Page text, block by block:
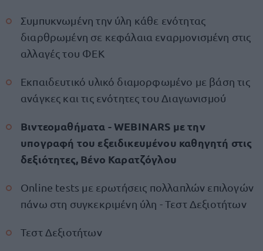
Συμπυκνωμένη την ύλη κάθε ενότητας
διαρθρωμένη σε κεφάλαια εναρμονισμένη στις
αλλαγές του ΦΕΚ
Εκπαιδευτικό υλικό διαμορφωμένο με βάση τις
ανάγκες και τις ενότητες του Διαγωνισμού
Βιντεομαθήματα - WEBINARS με την
υπογραφή του εξειδικευμένου καθηγητή στις
δεξιότητες, Βένο Καρατζόγλου
Online tests με ερωτήσεις πολλαπλών επιλογών
πάνω στη συγκεκριμένη ύλη - Τεστ Δεξιοτήτων
Τεστ Δεξιοτήτων